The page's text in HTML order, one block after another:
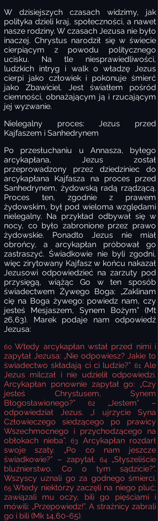
W dzisiejszych czasach widzimy, jak
polityka dzieli kraj, społeczności, a nawet
nasze rodziny. W czasach Jezusa nie było
inaczej. Chrystus narodził się w świecie
cierpiącym z powodu politycznego
ucisku. Na tle niesprawiedliwości,
ludzkich intryg i walk o władzę Jezus
cierpi jako człowiek i pokonuje śmierć
jako Zbawiciel. Jest światłem pośród
ciemności, obnażającym ją i rzucającym
jej wyzwanie.
Nielegalny proces: Jezus przed
Kajfaszem i Sanhedrynem
Po przesłuchaniu u Annasza, byłego
arcykapłana, Jezus został
przeprowadzony przez dziedziniec do
arcykapłana Kajfasza na proces przed
Sanhedrynem, żydowską radą rządzącą.
Proces ten, zgodnie z prawem
żydowskim, był pod wieloma względami
nielegalny. Na przykład odbywał się w
nocy, co było zabronione przez prawo
żydowskie. Ponadto Jezus nie miał
obrońcy, a arcykapłan próbował go
zastraszyć. Świadkowie nie byli zgodni,
więc zirytowany Kajfasz w końcu nakazał
Jezusowi odpowiedzieć na zarzuty pod
przysięgą, wiążąc Go w ten sposób
świadectwem Żywego Boga: „Zaklinam
cię na Boga żywego: powiedz nam, czy
jesteś Mesjaszem, Synem Bożym” (Mt
26,63). Marek podaje nam odpowiedź
Jezusa:
60 Wtedy arcykapłan wstał przed nimi i
zapytał Jezusa: „Nie odpowiesz? Jakie to
świadectwo składają ci ci ludzie?” 61Ale
Jezus milczał i nie udzielił odpowiedzi.
Arcykapłan ponownie zapytał go: „Czy
jesteś Chrystusem, Synem
Błogosławionego?” 62
„Jestem” –
odpowiedział Jezus. „I ujrzycie Syna
Człowieczego siedzącego po prawicy
Wszechmocnego i przychodzącego na
obłokach nieba”. 63 Arcykapłan rozdarł
swoje szaty. „Po co nam jeszcze
świadkowie?” – zapytał.
64„Słyszeliście
bluźnierstwo. Co o tym sądzicie?”.
Wszyscy uznali go za godnego śmierci.
65 Wtedy niektórzy zaczęli na niego pluć;
zawiązali mu oczy, bili go pięściami i
mówili: „Przepowiedz!”. A strażnicy zabrali
go i bili (Mk 14,60-65).